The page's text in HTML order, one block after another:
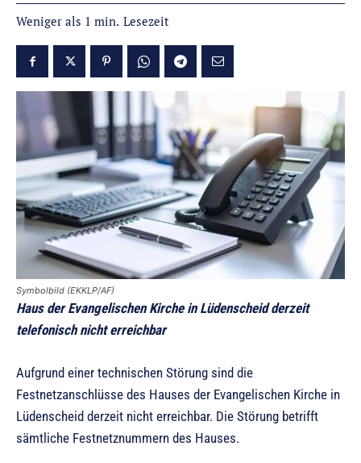
Weniger als 1 min. Lesezeit
Symbolbild (EKKLP/AF)
Haus der Evangelischen Kirche in Lüdenscheid derzeit
telefonisch nicht erreichbar
Aufgrund einer technischen Störung sind die
Festnetzanschlüsse des Hauses der Evangelischen Kirche in
Lüdenscheid derzeit nicht erreichbar. Die Störung betrifft
sämtliche Festnetznummern des Hauses.